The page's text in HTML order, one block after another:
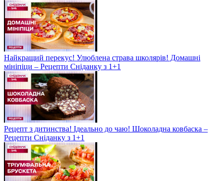
Найкращий перекус! Улюблена страва школярів! Домашні
мініпіци – Рецепти Сніданку з 1+1
Рецепт з дитинства! Ідеально до чаю! Шоколадна ковбаска –
Рецепти Сніданку з 1+1